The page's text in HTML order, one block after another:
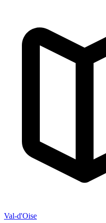
Val-d'Oise